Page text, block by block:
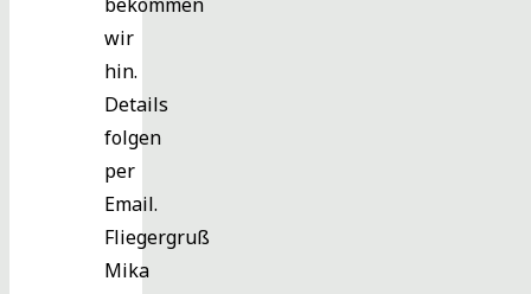
wir
hin.
Details
folgen
per
Email.
Fliegergruß
Mika